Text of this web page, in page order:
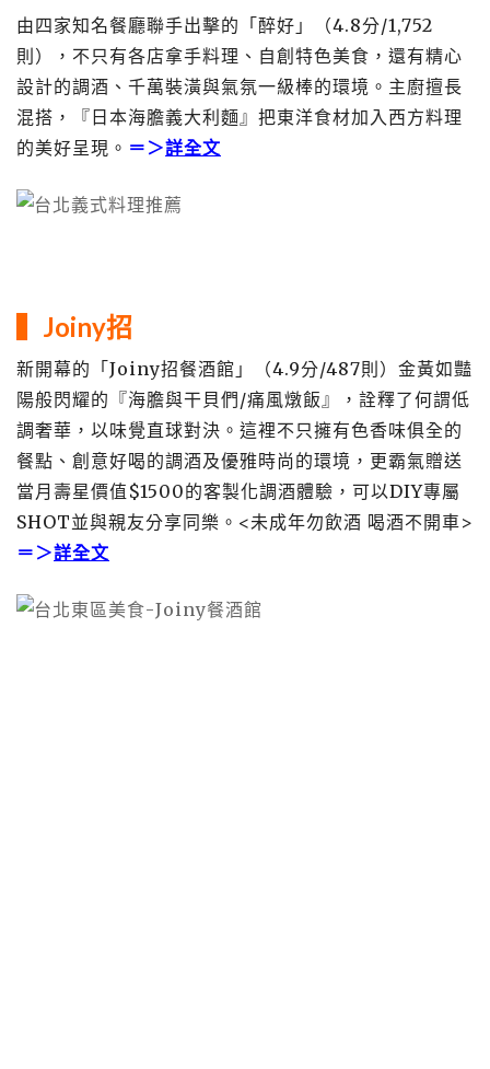
由四家知名餐廳聯手出擊的「醉好」（4.8分/1,752
則），不只有各店拿手料理、自創特色美食，還有精心
設計的調酒、千萬裝潢與氣氛一級棒的環境。主廚擅長
混搭，『日本海膽義大利麵』把東洋食材加入西方料理
的美好呈現。 ＝＞詳全文
▍Joiny招
新開幕的「Joiny招餐酒館」（4.9分/487則）金黃如豔
陽般閃耀的『海膽與干貝們/痛風燉飯』，詮釋了何謂低
調奢華，以味覺直球對決。這裡不只擁有色香味俱全的
餐點、創意好喝的調酒及優雅時尚的環境，更霸氣贈送
當月壽星價值$1500的客製化調酒體驗，可以DIY專屬
SHOT並與親友分享同樂。<未成年勿飲酒 喝酒不開車>
＝＞詳全文